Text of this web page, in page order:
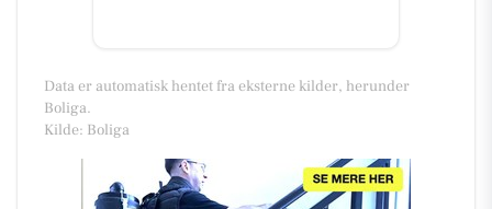
Data er automatisk hentet fra eksterne kilder, herunder
Boliga.
Kilde: Boliga